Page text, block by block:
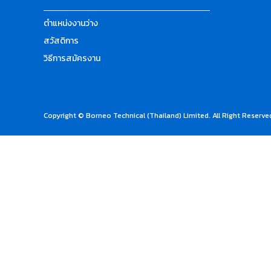
ตำแหน่งงานว่าง
สวัสดิการ
วิธีการสมัครงาน
Copyright © Borneo Technical (Thailand) Limited. All Right